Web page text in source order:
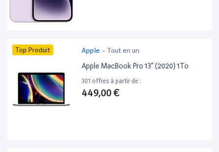
Top Produit Apple - Tout en un
Apple MacBook Pro 13” (2020) 1To
301 offres à partir de :
449,00 €